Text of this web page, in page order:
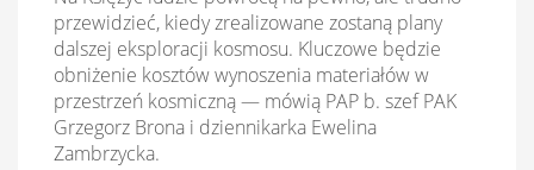
przewidzieć, kiedy zrealizowane zostaną plany
dalszej eksploracji kosmosu. Kluczowe będzie
obniżenie kosztów wynoszenia materiałów w
przestrzeń kosmiczną — mówią PAP b. szef PAK
Grzegorz Brona i dziennikarka Ewelina
Zambrzycka.